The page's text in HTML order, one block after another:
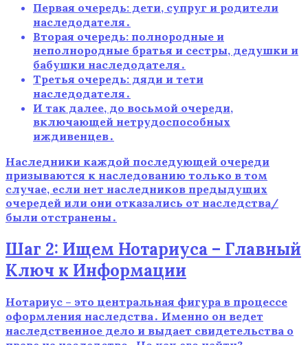
Первая очередь: дети, супруг и родители
наследодателя․
Вторая очередь: полнородные и
неполнородные братья и сестры, дедушки и
бабушки наследодателя․
Третья очередь: дяди и тети
наследодателя․
И так далее, до восьмой очереди,
включающей нетрудоспособных
иждивенцев․
Наследники каждой последующей очереди
призываются к наследованию только в том
случае, если нет наследников предыдущих
очередей или они отказались от наследства/
были отстранены․
Шаг 2: Ищем Нотариуса – Главный
Ключ к Информации
Нотариус – это центральная фигура в процессе
оформления наследства․ Именно он ведет
наследственное дело и выдает свидетельства о